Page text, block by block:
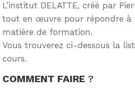
L’institut DELATTE, créé par
tout en œuvre pour répondre à
matière de formation.
Vous trouverez ci-dessous la
cours.
COMMENT FAIRE ?